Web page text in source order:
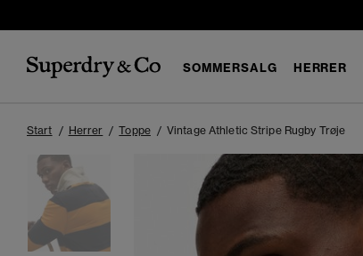
SOMMERSALG HERRER
Start Herrer Toppe Vintage Athletic Stripe Rugby Trøje